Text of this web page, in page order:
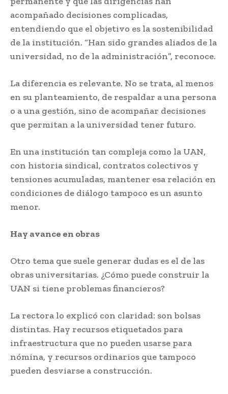
acompañado decisiones complicadas,
entendiendo que el objetivo es la sostenibilidad
de la institución. “Han sido grandes aliados de la
universidad, no de la administración”, reconoce.
La diferencia es relevante. No se trata, al menos
en su planteamiento, de respaldar a una persona
o a una gestión, sino de acompañar decisiones
que permitan a la universidad tener futuro.
En una institución tan compleja como la UAN,
con historia sindical, contratos colectivos y
tensiones acumuladas, mantener esa relación en
condiciones de diálogo tampoco es un asunto
menor.
Hay avance en obras
Otro tema que suele generar dudas es el de las
obras universitarias. ¿Cómo puede construir la
UAN si tiene problemas financieros?
La rectora lo explicó con claridad: son bolsas
distintas. Hay recursos etiquetados para
infraestructura que no pueden usarse para
nómina, y recursos ordinarios que tampoco
pueden desviarse a construcción.